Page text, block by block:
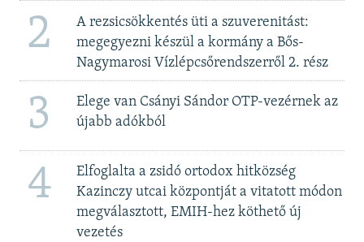
2
A rezsicsökkentés üti a szuverenitást:
megegyezni készül a kormány a Bős-
Nagymarosi Vízlépcsőrendszerről 2. rész
3
Elege van Csányi Sándor OTP-vezérnek az
újabb adókból
4
Elfoglalta a zsidó ortodox hitközség
Kazinczy utcai központját a vitatott módon
megválasztott, EMIH-hez köthető új
vezetés